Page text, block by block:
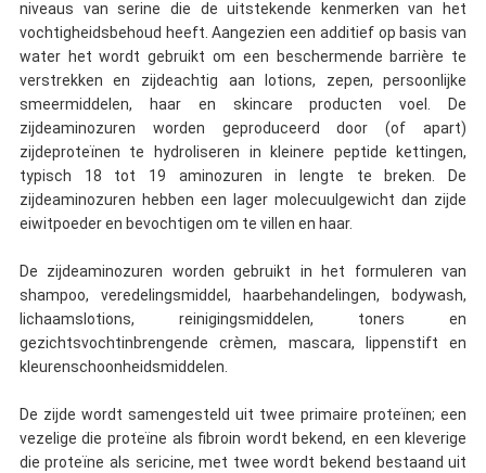
niveaus van serine die de uitstekende kenmerken van het
vochtigheidsbehoud heeft. Aangezien een additief op basis van
water het wordt gebruikt om een beschermende barrière te
verstrekken en zijdeachtig aan lotions, zepen, persoonlijke
smeermiddelen, haar en skincare producten voel. De
zijdeaminozuren worden geproduceerd door (of apart)
zijdeproteïnen te hydroliseren in kleinere peptide kettingen,
typisch 18 tot 19 aminozuren in lengte te breken. De
zijdeaminozuren hebben een lager molecuulgewicht dan zijde
eiwitpoeder en bevochtigen om te villen en haar.
De zijdeaminozuren worden gebruikt in het formuleren van
shampoo, veredelingsmiddel, haarbehandelingen, bodywash,
lichaamslotions, reinigingsmiddelen, toners en
gezichtsvochtinbrengende crèmen, mascara, lippenstift en
kleurenschoonheidsmiddelen.
De zijde wordt samengesteld uit twee primaire proteïnen; een
vezelige die proteïne als fibroin wordt bekend, en een kleverige
die proteïne als sericine, met twee wordt bekend bestaand uit